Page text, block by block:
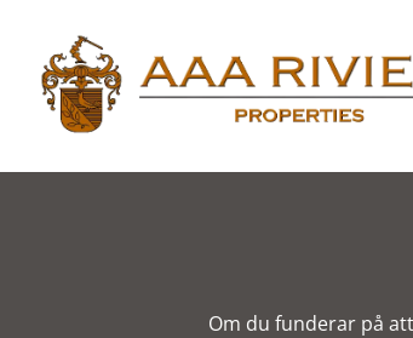
Om du funderar på